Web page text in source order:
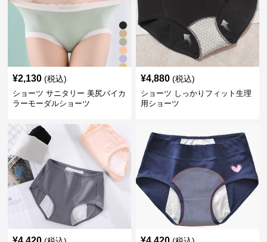
¥2,130 (税込)
ショーツ サニタリー 美尻バイカ
ラーモーダルショーツ
¥4,880 (税込)
ショーツ しっかりフィット生理
用ショーツ